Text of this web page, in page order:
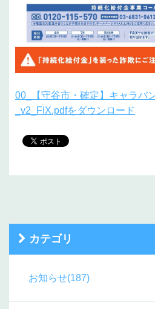
00_【守谷市・確定】キャラバ
_v2_FIX.pdfをダウンロード
カテゴリ
お知らせ(187)